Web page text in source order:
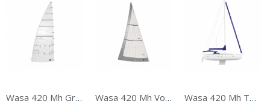
Wasa 420 Mh Grootzeil Wasa 420 Mh Voorzeil Wasa 420 Mh Tentwerk